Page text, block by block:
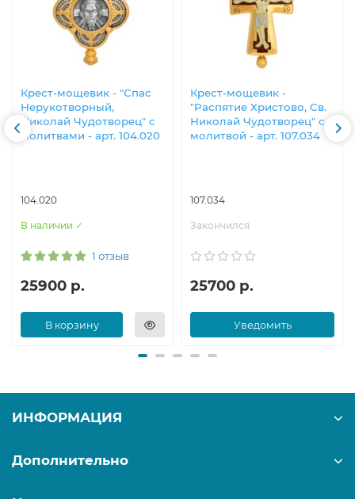
Крест-мощевик - "Спас
Нерукотворный,
Николай Чудотворец" с
молитвами - арт. 104.020
104.020
В наличии ✓
1 отзыв
25900 р.
В корзину
Крест-мощевик -
"Распятие Христово, Св.
Николай Чудотворец" с
молитвой - арт. 107.034
107.034
Закончился
25700 р.
Уведомить
ИНФОРМАЦИЯ
Дополнительно